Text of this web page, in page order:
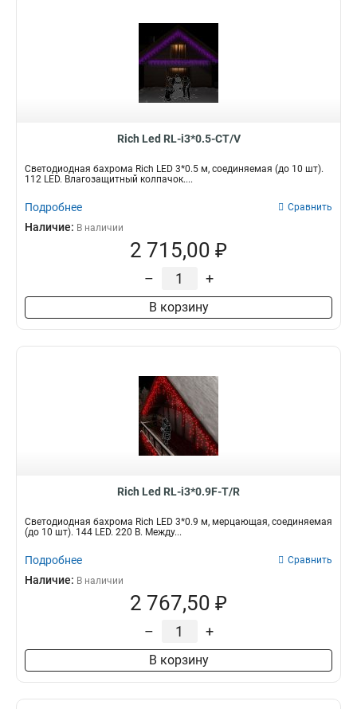
Rich Led RL-i3*0.5-CT/V
Светодиодная бахрома Rich LED 3*0.5 м, соединяемая (до 10 шт).
112 LED. Влагозащитный колпачок....
Подробнее Сравнить
Наличие: В наличии
2 715,00 ₽
– +
В корзину
Rich Led RL-i3*0.9F-T/R
Светодиодная бахрома Rich LED 3*0.9 м, мерцающая, соединяемая
(до 10 шт). 144 LED. 220 В. Между...
Подробнее Сравнить
Наличие: В наличии
2 767,50 ₽
– +
В корзину